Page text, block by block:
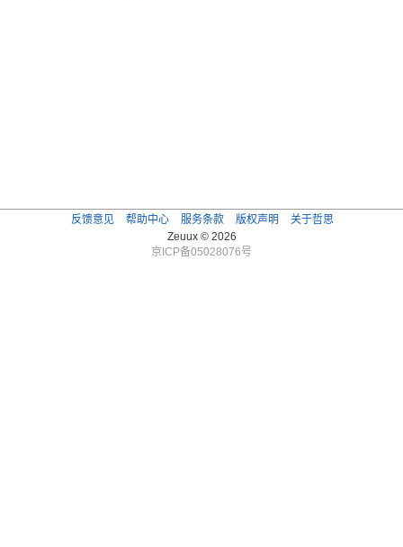
反馈意见 帮助中心 服务条款 版权声明
关于哲思
Zeuux © 2026
京ICP备05028076号